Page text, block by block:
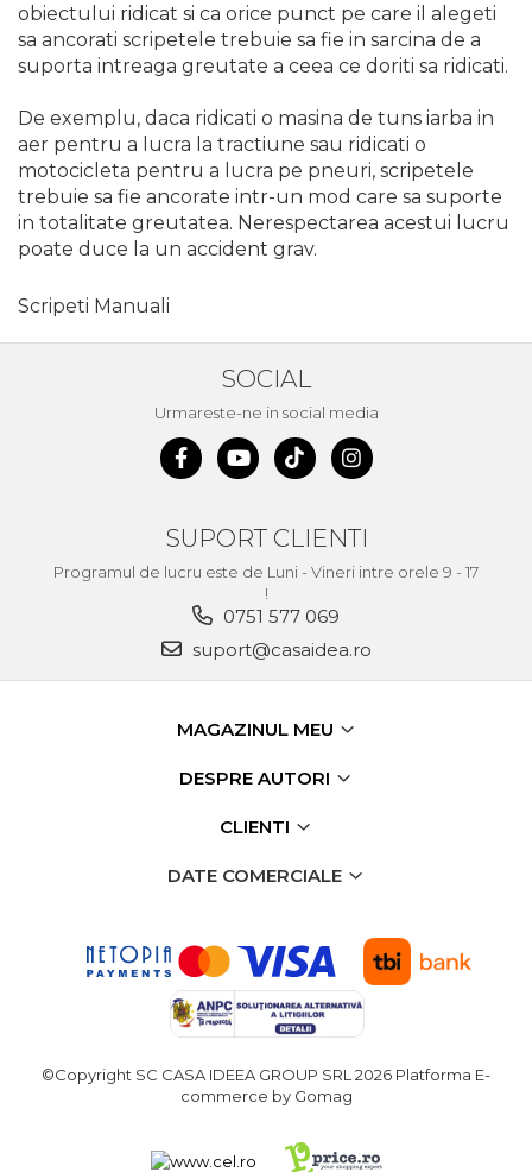
Baroase
Set Biti
Indoit Tevi
Ciocane Profesionale
Pile Metalice
Clesti
Subler
Sarpe Desfundat Tevi
Ruleta de Masurat
Dalta si dornuri
Scripete Manual
Banc de lucru – tamplarie
Capsator Manual
Poansoane Cifre & Litere
Nicovala fierarie
obiectului ridicat si ca orice punct pe care il alegeti
sa ancorati scripetele trebuie sa fie in sarcina de a
suporta intreaga greutate a ceea ce doriti sa ridicati.
De exemplu, daca ridicati o masina de tuns iarba in
aer pentru a lucra la tractiune sau ridicati o
motocicleta pentru a lucra pe pneuri, scripetele
trebuie sa fie ancorate intr-un mod care sa suporte
in totalitate greutatea. Nerespectarea acestui lucru
poate duce la un accident grav.
Scripeti Manuali
SOCIAL
Urmareste-ne in social media
SUPORT CLIENTI
Programul de lucru este de Luni - Vineri intre orele 9 - 17
!
0751 577 069
suport@casaidea.ro
MAGAZINUL MEU
DESPRE AUTORI
CLIENTI
DATE COMERCIALE
©Copyright SC CASA IDEEA GROUP SRL 2026 Platforma E-
commerce by Gomag